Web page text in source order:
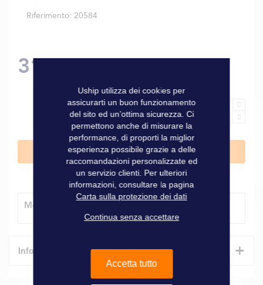
Riferimento 20584
31,40 €
Aggiungi al Carrello
Modalità di consegna
Informazioni tecniche +
Uship utilizza dei cookies per
assicurarti un buon funzionamento
del sito ed un’ottima sicurezza. Ci
permettono anche di misurare la
performance, di proporti la miglior
esperienza possibile grazie a delle
raccomandazioni personalizzate ed
un servizio clienti. Per ulteriori
informazioni, consultare la pagina
Carta sulla protezione dei dati
Continua senza accettare
Accetta tutto